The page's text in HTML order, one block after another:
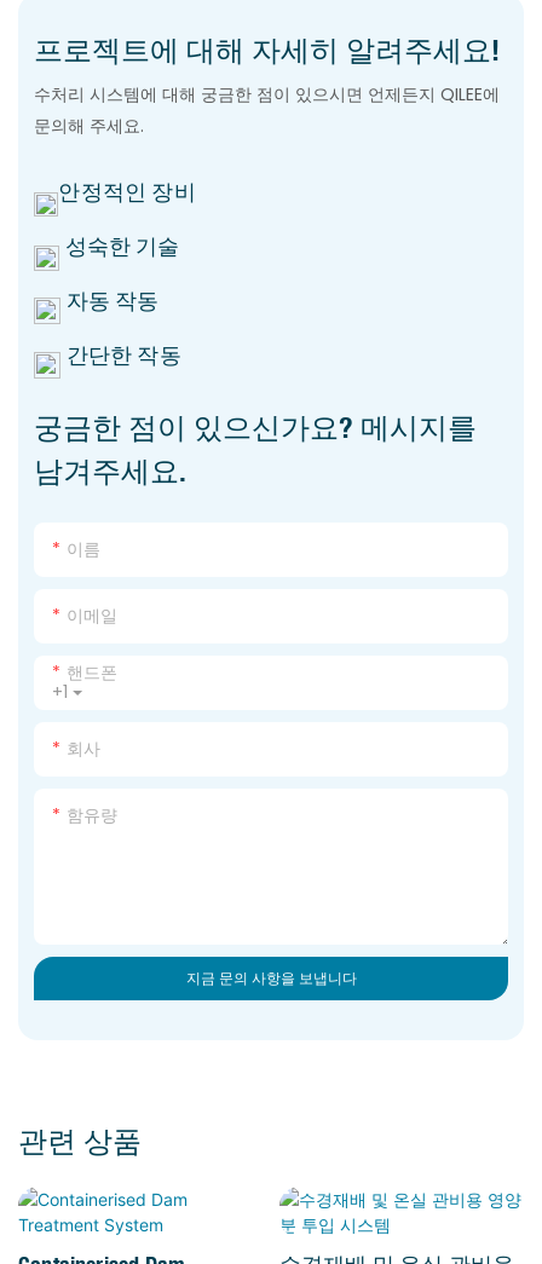
프로젝트에 대해 자세히 알려주세요!
수처리 시스템에 대해 궁금한 점이 있으시면 언제든지 QILEE에
문의해 주세요.
안정적인 장비
성숙한 기술
자동 작동
간단한 작동
궁금한 점이 있으신가요? 메시지를
남겨주세요.
이름
이메일
+1
핸드폰
회사
함유량
지금 문의 사항을 보냅니다
관련 상품